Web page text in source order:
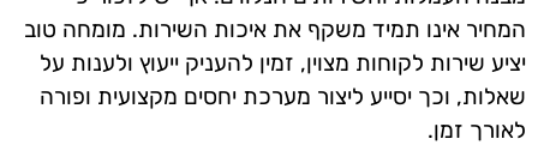
המחיר אינו תמיד משקף את איכות השירות. מומחה טוב
יציע שירות לקוחות מצוין, זמין להעניק ייעוץ ולענות על
שאלות, וכך יסייע ליצור מערכת יחסים מקצועית ופורה
לאורך זמן.